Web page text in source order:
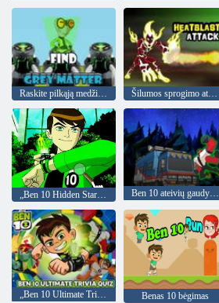
Raskite pilkąją medžiagą Šilumos sprogimo ataka
Ben 10 ateivių gaudytojas
„Ben 10 Ultimate Trivia“ viktorina Benas 10 bėgimas